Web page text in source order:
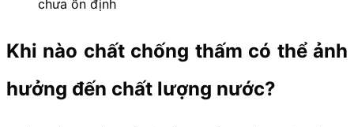
chưa ổn định
Khi nào chất chống thấm có thể ảnh
hưởng đến chất lượng nước?